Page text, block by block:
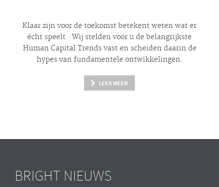
Klaar zijn voor de toekomst betekent weten wat er
écht speelt. Wij stelden voor u de belangrijkste
Human Capital Trends vast en scheiden daarin de
hypesvan fundamentele ontwikkelingen.
LEES MEER
BRIGHT NIEUWS